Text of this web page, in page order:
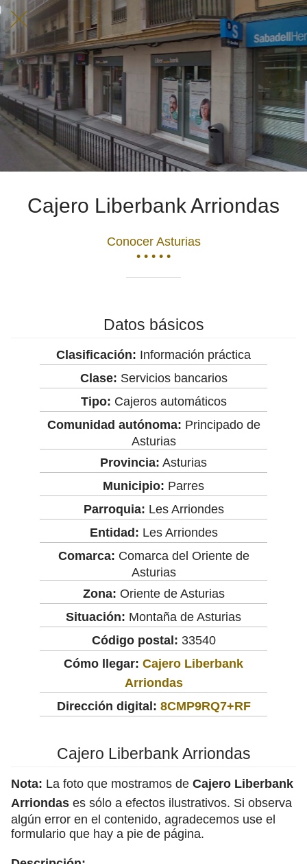
Cajero Liberbank Arriondas
Conocer Asturias
• • • • •
Datos básicos
Clasificación: Información práctica
Clase: Servicios bancarios
Tipo: Cajeros automáticos
Comunidad autónoma: Principado de
Asturias
Provincia: Asturias
Municipio: Parres
Parroquia: Les Arriondes
Entidad: Les Arriondes
Comarca: Comarca del Oriente de
Asturias
Zona: Oriente de Asturias
Situación: Montaña de Asturias
Código postal: 33540
Cómo llegar: Cajero Liberbank
Arriondas
Dirección digital: 8CMP9RQ7+RF
Cajero Liberbank Arriondas
Nota: La foto que mostramos de Cajero Liberbank
Arriondas es sólo a efectos ilustrativos. Si observa
algún error en el contenido, agradecemos use el
formulario que hay a pie de página.